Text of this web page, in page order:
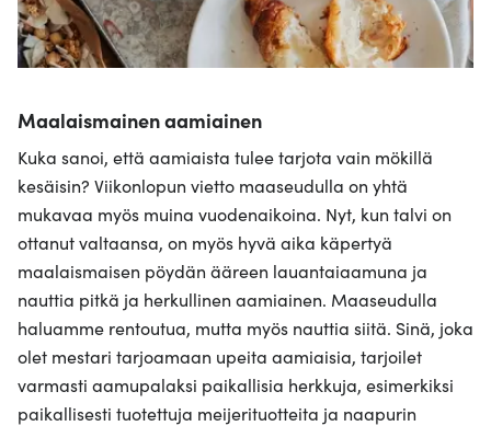
Maalaismainen aamiainen
Kuka sanoi, että aamiaista tulee tarjota vain mökillä
kesäisin? Viikonlopun vietto maaseudulla on yhtä
mukavaa myös muina vuodenaikoina. Nyt, kun talvi on
ottanut valtaansa, on myös hyvä aika käpertyä
maalaismaisen pöydän ääreen lauantaiaamuna ja
nauttia pitkä ja herkullinen aamiainen. Maaseudulla
haluamme rentoutua, mutta myös nauttia siitä. Sinä, joka
olet mestari tarjoamaan upeita aamiaisia, tarjoilet
varmasti aamupalaksi paikallisia herkkuja, esimerkiksi
paikallisesti tuotettuja meijerituotteita ja naapurin